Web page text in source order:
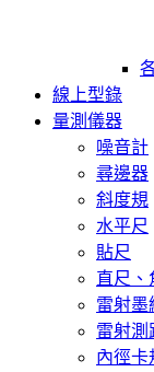
線上型錄
量測儀器
噪音計
尋邊器
斜度規
水平尺
貼尺
直尺、
雷射墨
雷射測
內徑卡